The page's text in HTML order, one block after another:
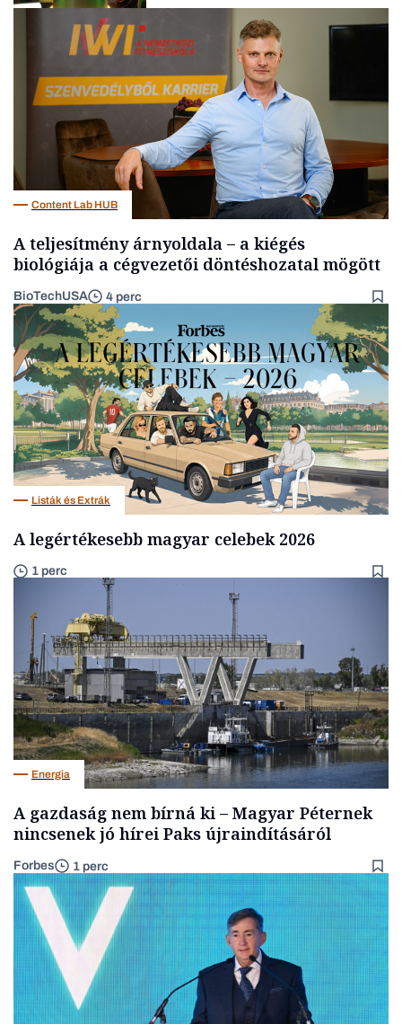
Podcast
Content Lab HUB
A teljesítmény árnyoldala – a kiégés
biológiája a cégvezetői döntéshozatal mögött
BioTechUSA 4 perc
Listák és Extrák
A legértékesebb magyar celebek 2026
1 perc
Energia
A gazdaság nem bírná ki – Magyar Péternek
nincsenek jó hírei Paks újraindításáról
Forbes 1 perc